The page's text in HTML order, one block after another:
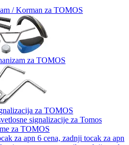
/ Korman za TOMOS
za TOMOS
za TOMOS
za TOMOS